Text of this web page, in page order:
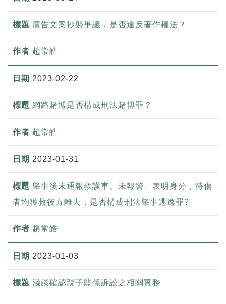
廣告文案抄襲爭議，是否違反著作權法？
趙常皓
2023-02-22
網路賭博是否構成刑法賭博罪？
趙常皓
2023-01-31
肇事後未通報救護車、未報警、表明身分，待傷
者均獲救後方離去，是否構成刑法肇事逃逸罪?
趙常皓
2023-01-03
淺談確認親子關係訴訟之相關實務